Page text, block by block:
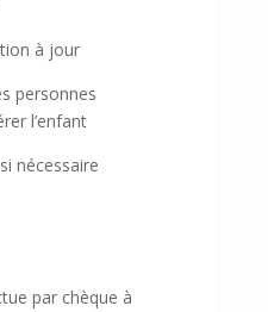
à jour
personnes
l’enfant
nécessaire
par chèque à